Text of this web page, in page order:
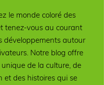
le monde coloré des
tenez-vous au courant
développements autour
Notre blog offre
de la culture, de
et des histoires qui se